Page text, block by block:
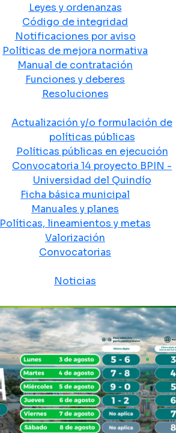
Leyes y ordenanzas
Código de integridad
Notificaciones por aviso
Políticas de mejora normativa
Manual de contratación
Funciones y deberes
Resoluciones
Actualización y/o formulación de
políticas públicas
Políticas públicas en ejecución
Convocatoria 14 proyecto BPIN -
Universidad del Quindío
Ficha básica municipal
Manuales y planes
Políticas, lineamientos y metas
Valorización
Convocatorias
Noticias